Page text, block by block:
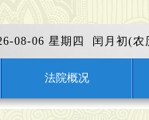
08-06 星期四 闰月初(
法院概况